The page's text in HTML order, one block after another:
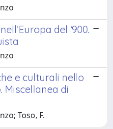
del ‘900.
e culturali nello
Miscellanea di
Toso, F.